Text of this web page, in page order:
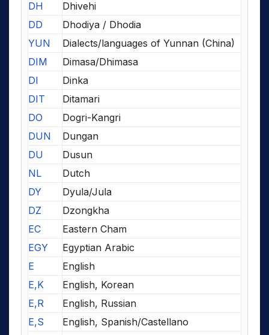
DH
Dhivehi
DD
Dhodiya / Dhodia
YUN
Dialects/languages of Yunnan (China)
DIM
Dimasa/Dhimasa
DI
Dinka
DIT
Ditamari
DO
Dogri-Kangri
DUN
Dungan
DU
Dusun
NL
Dutch
DY
Dyula/Jula
DZ
Dzongkha
EC
Eastern Cham
EGY
Egyptian Arabic
E
English
E,K
English, Korean
E,R
English, Russian
E,S
English, Spanish/Castellano